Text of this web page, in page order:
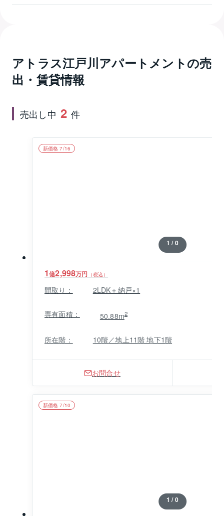
ある空間を構成しています。総戸数233戸の大規模レジ
まで徒歩8分と都心へのアクセスも良好です。内装・設
備の充実ぶりはもちろん、24時間セキュリティシステ
ム、ホテルライクなコンシェルジュ・フロントサービ
アトラス江戸川アパートメントの売
出・賃貸情報
売出し中 2 件
1 / 0
新価格 7/16
1億2,998万円 （税込）
間取り： 2LDK＋納戸×1
専有面積： 50.88m2
所在階： 10階／地上11階 地下1階
お問合せ
1 / 0
新価格 7/10